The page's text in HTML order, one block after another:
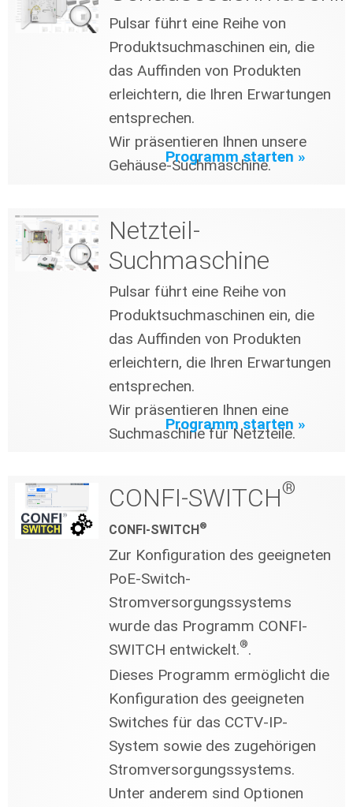
Pulsar führt eine Reihe von
Produktsuchmaschinen ein, die
das Auffinden von Produkten
erleichtern, die Ihren Erwartungen
entsprechen.
Wir präsentieren Ihnen unsere
Gehäuse-Suchmaschine.
Programm starten »
Netzteil-
Suchmaschine
Pulsar führt eine Reihe von
Produktsuchmaschinen ein, die
das Auffinden von Produkten
erleichtern, die Ihren Erwartungen
entsprechen.
Wir präsentieren Ihnen eine
Suchmaschine für Netzteile.
Programm starten »
CONFI-SWITCH®
CONFI-SWITCH®
Zur Konfiguration des geeigneten
PoE-Switch-
Stromversorgungssystems
wurde das Programm CONFI-
SWITCH entwickelt.®.
Dieses Programm ermöglicht die
Konfiguration des geeigneten
Switches für das CCTV-IP-
System sowie des zugehörigen
Stromversorgungssystems.
Unter anderem sind Optionen